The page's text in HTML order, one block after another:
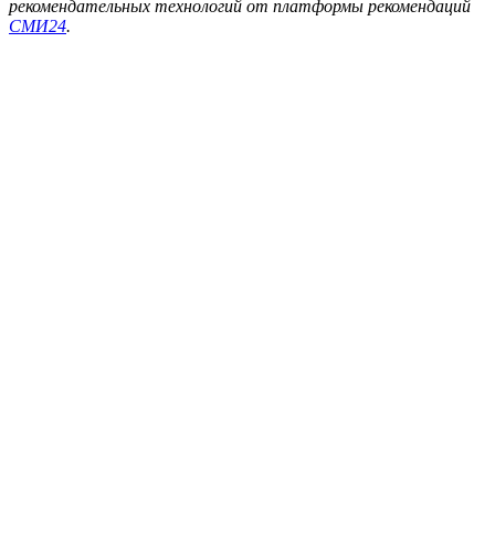
рекомендательных технологий от платформы рекомендаций
СМИ24.